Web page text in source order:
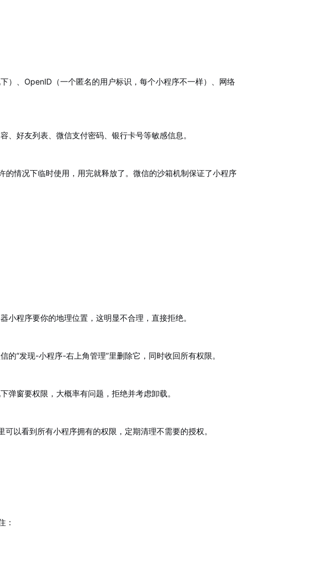
）、OpenID（一个匿名的用户标识，每个小程序不一样）、网络
、好友列表、微信支付密码、银行卡号等敏感信息。
情况下临时使用，用完就释放了。微信的沙箱机制保证了小程序
小程序要你的地理位置，这明显不合理，直接拒绝。
的“发现-小程序-右上角管理”里删除它，同时收回所有权限。
弹窗要权限，大概率有问题，拒绝并考虑卸载。
以看到所有小程序拥有的权限，定期清理不需要的授权。
：